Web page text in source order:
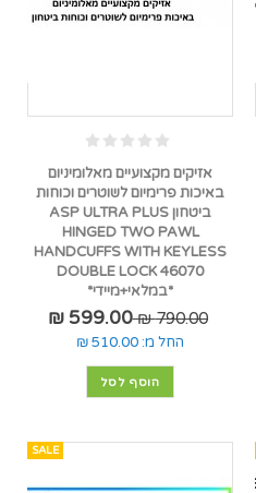
אזיקים מקצועיים מאלומיניום
באיכות פרימיום לשוטרים וכוחות
ביטחון ASP ULTRA PLUS
HINGED TWO PAWL
HANDCUFFS WITH KEYLESS
DOUBLE LOCK 46070
*במלאי+מיידי*
790.00 ₪
599.00 ₪
החל מ: 510.00 ₪
הוסף לסל
SALE